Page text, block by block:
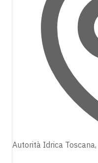
Autorità Idrica